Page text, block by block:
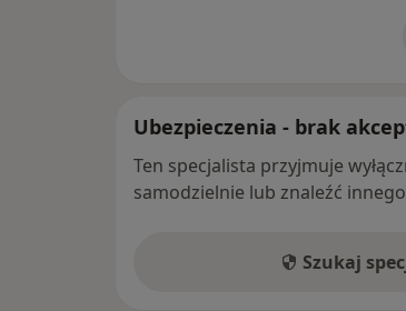
Ubezpieczenia - brak
Ten specjalista przyjmuje
samodzielnie lub znaleźć
Szukaj